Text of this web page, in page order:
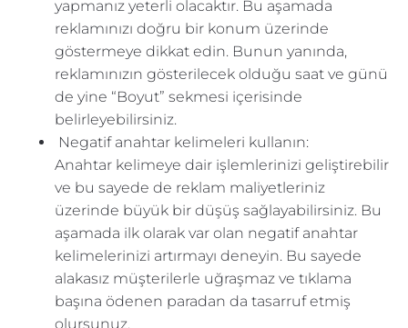
yapmanız yeterli olacaktır. Bu aşamada
reklamınızı doğru bir konum üzerinde
göstermeye dikkat edin. Bunun yanında,
reklamınızın gösterilecek olduğu saat ve günü
de yine “Boyut” sekmesi içerisinde
belirleyebilirsiniz.
Negatif anahtar kelimeleri kullanın:
Anahtar kelimeye dair işlemlerinizi geliştirebilir
ve bu sayede de reklam maliyetleriniz
üzerinde büyük bir düşüş sağlayabilirsiniz. Bu
aşamada ilk olarak var olan negatif anahtar
kelimelerinizi artırmayı deneyin. Bu sayede
alakasız müşterilerle uğraşmaz ve tıklama
başına ödenen paradan da tasarruf etmiş
olursunuz.